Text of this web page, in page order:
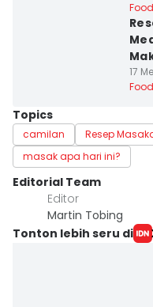
Food
17
Food
Topics
camilan Resep
masak apa hari ini?
Editorial Team
Editor
Martin Tobing
Tonton lebih seru di